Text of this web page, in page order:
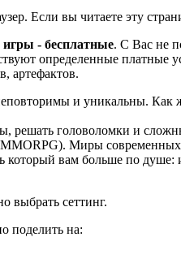
Если вы читаете эту
игры - бесплатные. С Вас не
определенные
артефактов.
и уникальны. Как
головоломки и
Миры
вам больше по
выбрать сеттинг.
поделить на: